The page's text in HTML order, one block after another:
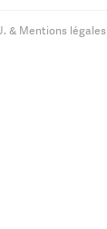
& Mentions légales